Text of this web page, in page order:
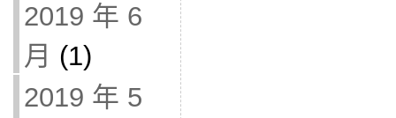
2019 年 6
月 (1)
2019 年 5